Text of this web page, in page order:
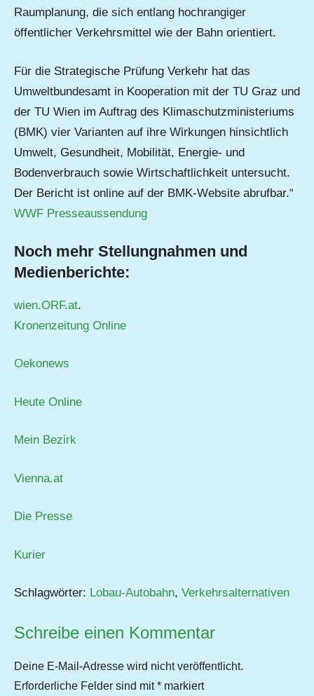
Raumplanung, die sich entlang hochrangiger
öffentlicher Verkehrsmittel wie der Bahn orientiert.
Für die Strategische Prüfung Verkehr hat das
Umweltbundesamt in Kooperation mit der TU Graz und
der TU Wien im Auftrag des Klimaschutzministeriums
(BMK) vier Varianten auf ihre Wirkungen hinsichtlich
Umwelt, Gesundheit, Mobilität, Energie- und
Bodenverbrauch sowie Wirtschaftlichkeit untersucht.
Der Bericht ist online auf der BMK-Website abrufbar.“
WWF Presseaussendung
Noch mehr Stellungnahmen und
Medienberichte:
wien.ORF.at.
Kronenzeitung Online
Oekonews
Heute Online
Mein Bezirk
Vienna.at
Die Presse
Kurier
Schlagwörter: Lobau-Autobahn, Verkehrsalternativen
Schreibe einen Kommentar
Deine E-Mail-Adresse wird nicht veröffentlicht.
Erforderliche Felder sind mit* markiert